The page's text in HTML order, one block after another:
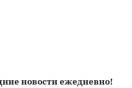
новости ежедневно!